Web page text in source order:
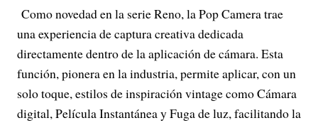
Como novedad en la serie Reno, la Pop Camera trae
una experiencia de captura creativa dedicada
directamente dentro de la aplicación de cámara. Esta
función, pionera en la industria, permite aplicar, con un
solo toque, estilos de inspiración vintage como Cámara
digital, Película Instantánea y Fuga de luz, facilitando la